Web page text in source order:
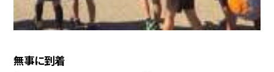
無事に到着